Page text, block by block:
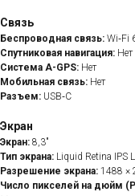
Связь
Беспроводная связь: Wi‑Fi
Спутниковая навигация: Нет
Система A-GPS: Нет
Мобильная связь: Нет
Разъем: USB‑C
Экран
Экран: 8,3"
Тип экрана: Liquid Retina IPS
Разрешение экрана: 1488 ×
Число пикселей на дюйм